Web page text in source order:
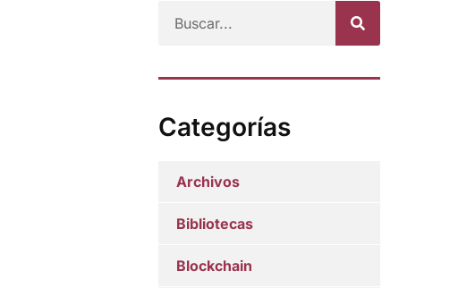
Categorías
Archivos
Bibliotecas
Blockchain